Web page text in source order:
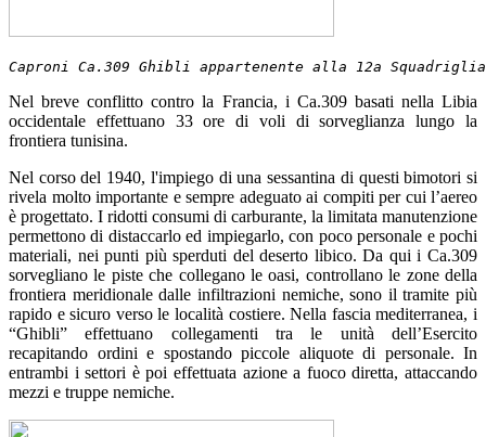
Caproni Ca.309 Ghibli appartenente alla 12a
Nel breve conflitto contro la Francia, i Ca.309 basati nella Libia
occidentale effettuano 33 ore di voli di sorveglianza lungo la
frontiera tunisina.
Nel corso del 1940, l'impiego di una sessantina di questi bimotori si
rivela molto importante e sempre adeguato ai compiti per cui l’aereo
è progettato. I ridotti consumi di carburante, la limitata manutenzione
permettono di distaccarlo ed impiegarlo, con poco personale e pochi
materiali, nei punti più sperduti del deserto libico. Da qui i Ca.309
sorvegliano le piste che collegano le oasi, controllano le zone della
frontiera meridionale dalle infiltrazioni nemiche, sono il tramite più
rapido e sicuro verso le località costiere. Nella fascia mediterranea, i
“Ghibli” effettuano collegamenti tra le unità dell’Esercito
recapitando ordini e spostando piccole aliquote di personale. In
entrambi i settori è poi effettuata azione a fuoco diretta, attaccando
mezzi e truppe nemiche.